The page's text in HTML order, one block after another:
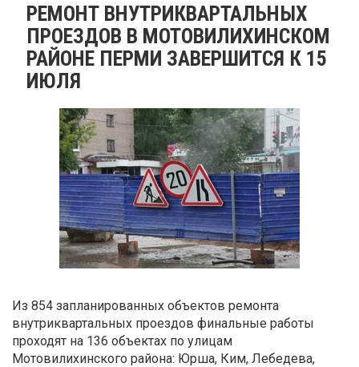
РЕМОНТ ВНУТРИКВАРТАЛЬНЫХ
ПРОЕЗДОВ В МОТОВИЛИХИНСКОМ
РАЙОНЕ ПЕРМИ ЗАВЕРШИТСЯ К 15
ИЮЛЯ
Из 854 запланированных объектов ремонта
внутриквартальных проездов финальные работы
проходят на 136 объектах по улицам
Мотовилихинского района: Юрша, Ким, Лебедева,